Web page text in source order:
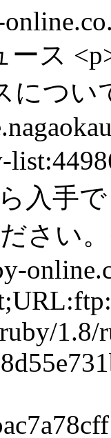
ース
につい
入手
さい